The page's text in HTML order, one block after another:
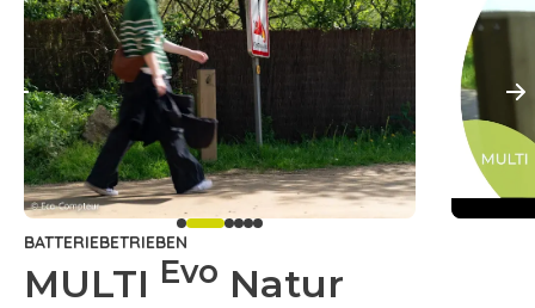
BATTERIEBETRIEBEN
MULTI Evo Natur